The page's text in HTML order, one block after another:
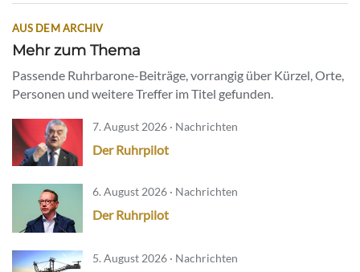
AUS DEM ARCHIV
Mehr zum Thema
Passende Ruhrbarone-Beiträge, vorrangig über Kürzel, Orte,
Personen und weitere Treffer im Titel gefunden.
7. August 2026 · Nachrichten
Der Ruhrpilot
6. August 2026 · Nachrichten
Der Ruhrpilot
5. August 2026 · Nachrichten